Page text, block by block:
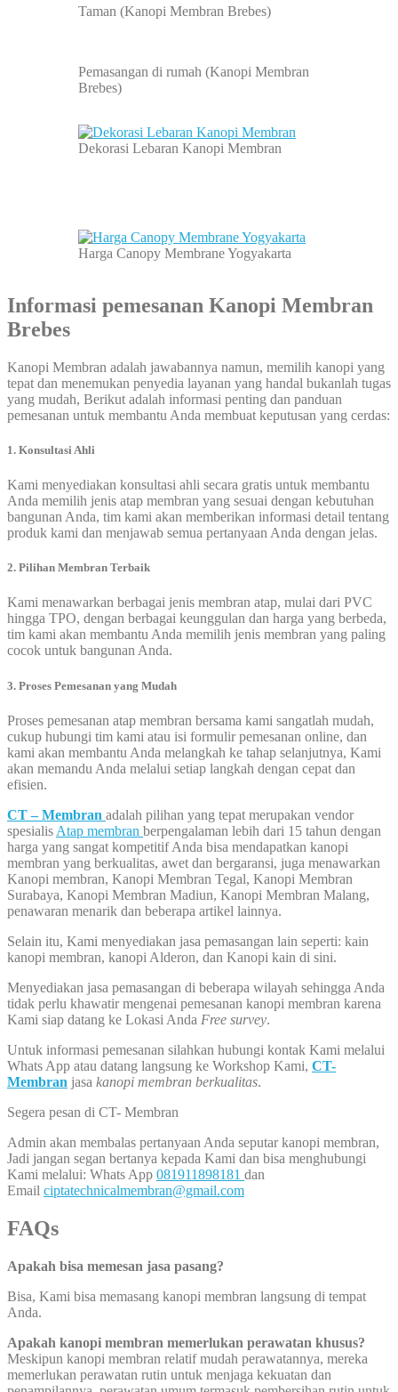
Taman (Kanopi Membran Brebes)
Pemasangan di rumah (Kanopi Membran
Brebes)
Dekorasi Lebaran Kanopi Membran
Harga Canopy Membrane Yogyakarta
Informasi pemesanan Kanopi Membran
Brebes
Kanopi Membran adalah jawabannya namun, memilih kanopi yang
tepat dan menemukan penyedia layanan yang handal bukanlah tugas
yang mudah, Berikut adalah informasi penting dan panduan
pemesanan untuk membantu Anda membuat keputusan yang cerdas:
1. Konsultasi Ahli
Kami menyediakan konsultasi ahli secara gratis untuk membantu
Anda memilih jenis atap membran yang sesuai dengan kebutuhan
bangunan Anda, tim kami akan memberikan informasi detail tentang
produk kami dan menjawab semua pertanyaan Anda dengan jelas.
2. Pilihan Membran Terbaik
Kami menawarkan berbagai jenis membran atap, mulai dari PVC
hingga TPO, dengan berbagai keunggulan dan harga yang berbeda,
tim kami akan membantu Anda memilih jenis membran yang paling
cocok untuk bangunan Anda.
3. Proses Pemesanan yang Mudah
Proses pemesanan atap membran bersama kami sangatlah mudah,
cukup hubungi tim kami atau isi formulir pemesanan online, dan
kami akan membantu Anda melangkah ke tahap selanjutnya, Kami
akan memandu Anda melalui setiap langkah dengan cepat dan
efisien.
CT – Membran adalah pilihan yang tepat merupakan vendor
spesialis Atap membran berpengalaman lebih dari 15 tahun dengan
harga yang sangat kompetitif Anda bisa mendapatkan kanopi
membran yang berkualitas, awet dan bergaransi, juga menawarkan
Kanopi membran, Kanopi Membran Tegal, Kanopi Membran
Surabaya, Kanopi Membran Madiun, Kanopi Membran Malang,
penawaran menarik dan beberapa artikel lainnya.
Selain itu, Kami menyediakan jasa pemasangan lain seperti: kain
kanopi membran, kanopi Alderon, dan Kanopi kain di sini.
Menyediakan jasa pemasangan di beberapa wilayah sehingga Anda
tidak perlu khawatir mengenai pemesanan kanopi membran karena
Kami siap datang ke Lokasi Anda Free survey.
Untuk informasi pemesanan silahkan hubungi kontak Kami melalui
Whats App atau datang langsung ke Workshop Kami, CT-
Membran jasa kanopi membran berkualitas.
Segera pesan di CT- Membran
Admin akan membalas pertanyaan Anda seputar kanopi membran,
Jadi jangan segan bertanya kepada Kami dan bisa menghubungi
Kami melalui: Whats App 081911898181 dan
Email ciptatechnicalmembran@gmail.com
FAQs
Apakah bisa memesan jasa pasang?
Bisa, Kami bisa memasang kanopi membran langsung di tempat
Anda.
Apakah kanopi membran memerlukan perawatan khusus?
Meskipun kanopi membran relatif mudah perawatannya, mereka
memerlukan perawatan rutin untuk menjaga kekuatan dan